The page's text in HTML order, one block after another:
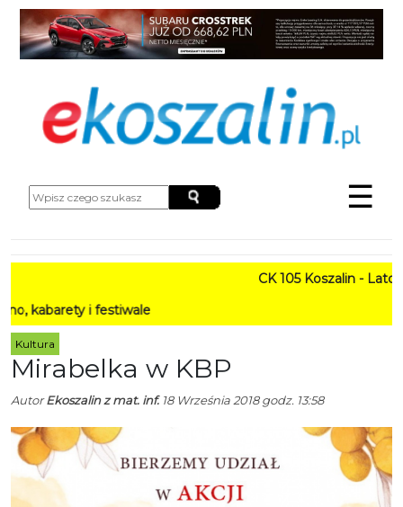
☰
CK 105 Koszalin - Lato w
i festiwale
Kultura
Mirabelka w KBP
AutorEkoszalin z mat. inf.18 Września 2018 godz. 13:58